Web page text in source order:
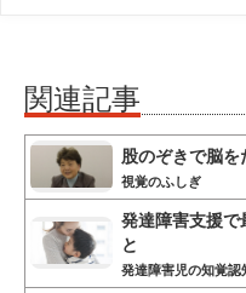
関連記事
股のぞきで脳
視覚のふしぎ
発達障害支援で
と
発達障害児の知覚